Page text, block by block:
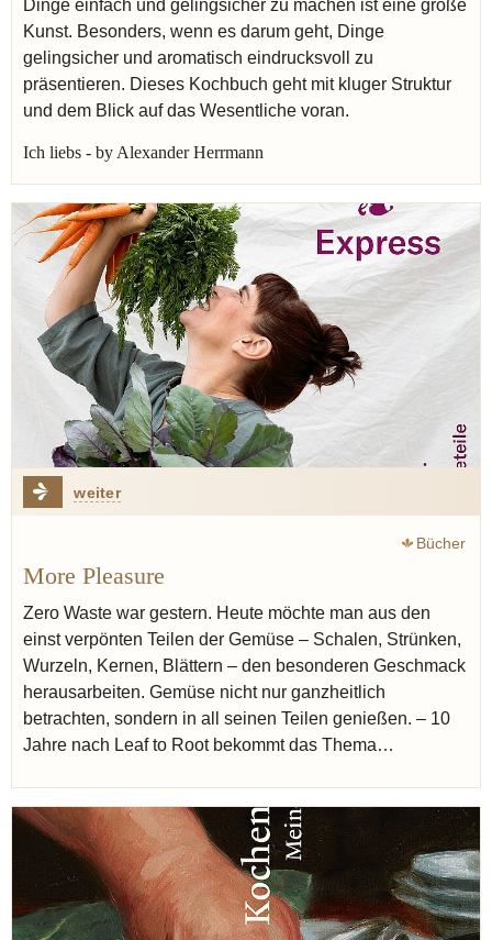
Dinge einfach und gelingsicher zu machen ist eine große
Kunst. Besonders, wenn es darum geht, Dinge
gelingsicher und aromatisch eindrucksvoll zu
präsentieren. Dieses Kochbuch geht mit kluger Struktur
und dem Blick auf das Wesentliche voran.
Ich liebs - by Alexander Herrmann
weiter
Bücher
More Pleasure
Zero Waste war gestern. Heute möchte man aus den
einst verpönten Teilen der Gemüse – Schalen, Strünken,
Wurzeln, Kernen, Blättern – den besonderen Geschmack
herausarbeiten. Gemüse nicht nur ganzheitlich
betrachten, sondern in all seinen Teilen genießen. – 10
Jahre nach Leaf to Root bekommt das Thema…